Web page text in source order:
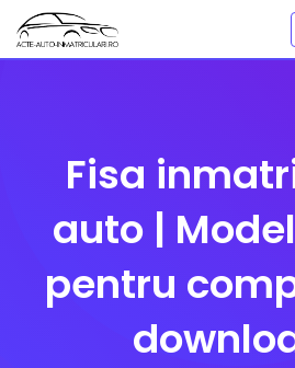
Skip
Fisa
auto |
pentru